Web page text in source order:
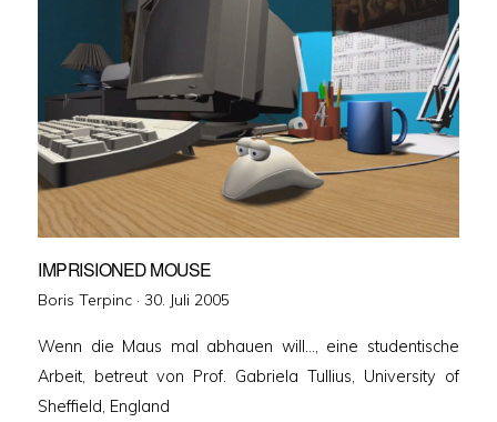
IMPRISIONED MOUSE
Boris Terpinc · Veröffentlicht
30. Juli 2005
Wenn die Maus mal abhauen will…, eine studentische
Arbeit, betreut von Prof. Gabriela Tullius, University of
Sheffield, England